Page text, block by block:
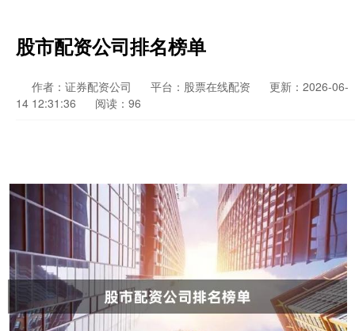
股市配资公司排名榜单
作者：证券配资公司 平台：股票在线配资
更新：2026-06-
14 12:31:36
阅读：96